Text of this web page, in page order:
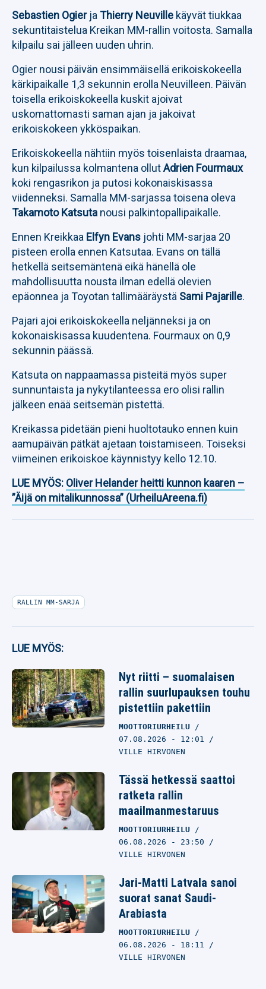
Sebastien Ogierja Thierry Neuville käyvät tiukkaa
sekuntitaistelua Kreikan MM-rallin voitosta. Samalla
kilpailu sai jälleen uuden uhrin.
Ogier nousi päivän ensimmäisellä erikoiskokeella
kärkipaikalle 1,3 sekunnin erolla Neuvilleen. Päivän
toisella erikoiskokeella kuskit ajoivat
uskomattomasti saman ajan ja jakoivat
erikoiskokeen ykköspaikan.
Erikoiskokeella nähtiin myös toisenlaista draamaa,
kun kilpailussa kolmantena ollutAdrien Fourmaux
koki rengasrikon ja putosi kokonaiskisassa
viidenneksi. Samalla MM-sarjassa toisena oleva
Takamoto Katsuta nousi palkintopallipaikalle.
Ennen Kreikkaa Elfyn Evans johti MM-sarjaa 20
pisteen erolla ennen Katsutaa. Evans on tällä
hetkellä seitsemäntenä eikä hänellä ole
mahdollisuutta nousta ilman edellä olevien
epäonnea ja Toyotan tallimääräystä Sami Pajarille.
Pajari ajoi erikoiskokeella neljänneksi ja on
kokonaiskisassa kuudentena. Fourmaux on 0,9
sekunnin päässä.
Katsuta on nappaamassa pisteitä myös super
sunnuntaista ja nykytilanteessa ero olisi rallin
jälkeen enää seitsemän pistettä.
Kreikassa pidetään pieni huoltotauko ennen kuin
aamupäivän pätkät ajetaan toistamiseen. Toiseksi
viimeinen erikoiskoe käynnistyy kello 12.10.
LUE MYÖS: Oliver Helander heitti kunnon kaaren –
”Äijä on mitalikunnossa” (UrheiluAreena.fi)
RALLIN MM-SARJA
LUE MYÖS:
Nyt riitti – suomalaisen
rallin suurlupauksen touhu
pistettiin pakettiin
MOOTTORIURHEILU
07.08.2026 - 12:01
VILLE HIRVONEN
Tässä hetkessä saattoi
ratketa rallin
maailmanmestaruus
MOOTTORIURHEILU
06.08.2026 - 23:50
VILLE HIRVONEN
Jari-Matti Latvala sanoi
suorat sanat Saudi-
Arabiasta
MOOTTORIURHEILU
06.08.2026 - 18:11
VILLE HIRVONEN